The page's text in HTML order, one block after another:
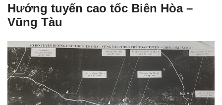
Hướng tuyến cao tốc Biên Hòa –
Vũng Tàu